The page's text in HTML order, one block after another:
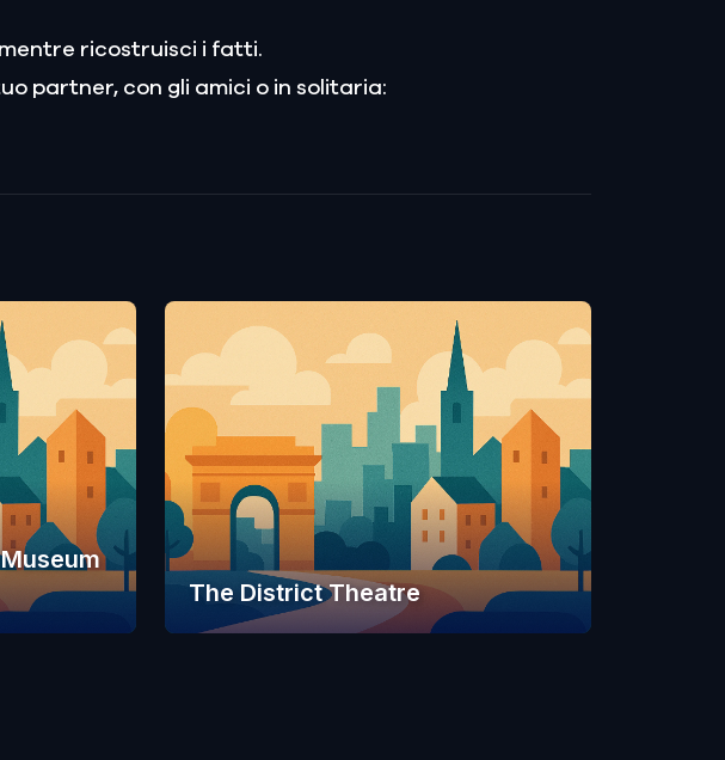
ricostruisci i fatti.
partner, con gli amici o in solitaria:
The District Theatre